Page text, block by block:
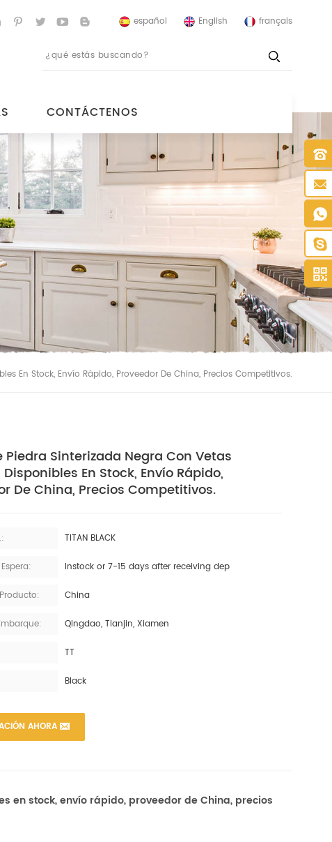
español English français
CONTÁCTENOS
En Stock, Envío Rápido, Proveedor De China, Precios Competitivos.
Piedra Sinterizada Negra Con Vetas
En Stock, Envío Rápido,
De China, Precios Competitivos.
TITAN BLACK
Instock or 7-15 days after receiving dep
China
Qingdao, Tianjin, Xiamen
TT
Black
AHORA
en stock, envío rápido, proveedor de China, precios